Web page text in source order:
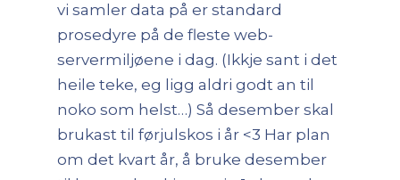
vi samler data på er standard
prosedyre på de fleste web-
servermiljøene i dag. (Ikkje sant i det
heile teke, eg ligg aldri godt an til
noko som helst…) Så desember skal
brukast til førjulskos i år <3 Har plan
om det kvart år, å bruke desember